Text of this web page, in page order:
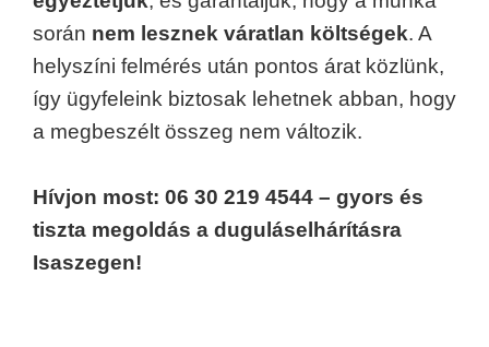
során nem lesznek váratlan költségek. A
helyszíni felmérés után pontos árat közlünk,
így ügyfeleink biztosak lehetnek abban, hogy
a megbeszélt összeg nem változik.
Hívjon most: 06 30 219 4544 – gyors és
tiszta megoldás a duguláselhárításra
Isaszegen!